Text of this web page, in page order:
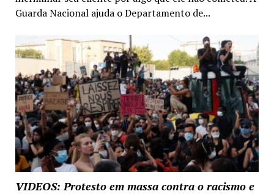
Guarda Nacional ajuda o Departamento de...
VIDEOS: Protesto em massa contra o racismo e